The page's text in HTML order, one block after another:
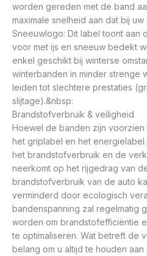
worden gereden met de band
maximale snelheid aan dat bij
Sneeuwlogo: Dit label toont aan
voor met ijs en sneeuw bedekt
enkel geschikt bij winterse
winterbanden in minder strenge
leiden tot slechtere prestaties
slijtage).&nbsp:
Brandstofverbruik & veiligheid
Hoewel de banden zijn voorzien
het griplabel en het
het brandstofverbruik en de
neerkomt op het rijgedrag van
brandstofverbruik van de auto
verminderd door ecologisch
bandenspanning zal regelmatig
worden om brandstofefficiëntie
te optimaliseren. Wat betreft de
belang om u altijd te houden